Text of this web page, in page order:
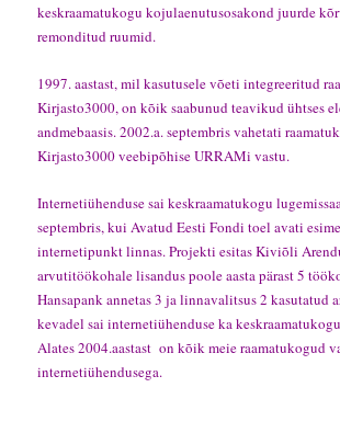
keskraamatukogu kojulaenutusosakond juurde
remonditud ruumid.
1997. aastast, mil kasutusele võeti integreeritud
Kirjasto3000, on kõik saabunud teavikud ühtses
andmebaasis. 2002.a. septembris vahetati
Kirjasto3000 veebipõhiseURRAMi vastu.
Internetiühenduse sai keskraamatukogu
septembris, kui Avatud Eesti Fondi toel avati
internetipunkt linnas. Projekti esitas Kiviõli
arvutitöökohale lisandus poole aasta pärast 5
Hansapank annetas 3 ja linnavalitsus 2 kasutatud
kevadel sai internetiühenduse ka
Alates 2004.aastast on kõik meie raamatukogud
internetiühendusega.